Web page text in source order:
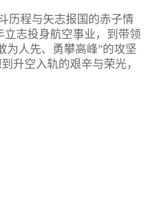
历程与矢志报国的赤子情
志投身航空事业，到带领
为人先、勇攀高峰”的攻坚
升空入轨的艰辛与荣光，